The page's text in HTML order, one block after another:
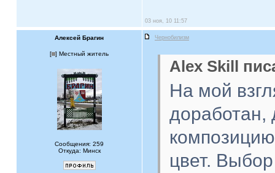
03 ноя, 10 11:57
Алексей Брагин Чернобилизм
[ ] Местный житель
Сообщения: 259
Откуда: Минск
Alex Skill
На мой
доработан,
цвет.